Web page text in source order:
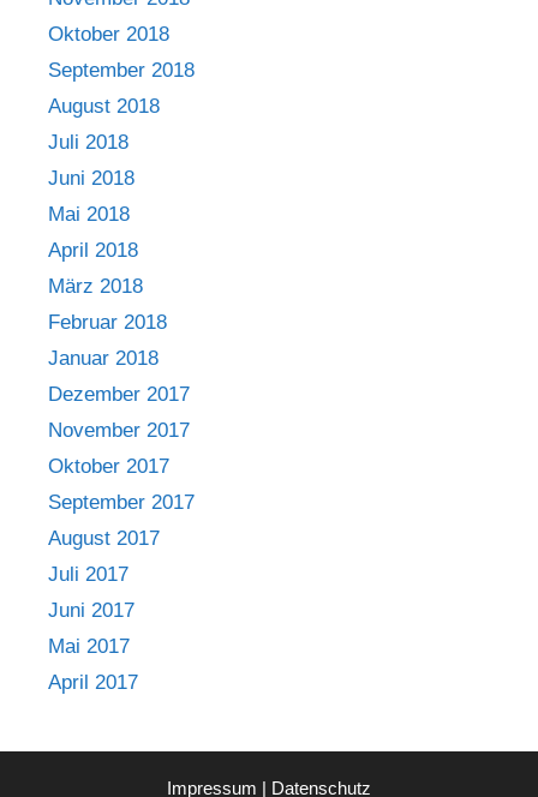
Oktober 2018
September 2018
August 2018
Juli 2018
Juni 2018
Mai 2018
April 2018
März 2018
Februar 2018
Januar 2018
Dezember 2017
November 2017
Oktober 2017
September 2017
August 2017
Juli 2017
Juni 2017
Mai 2017
April 2017
Impressum | Datenschutz